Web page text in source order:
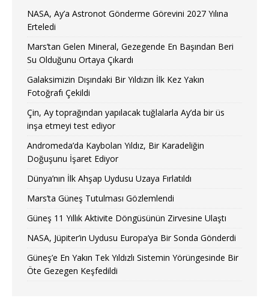
NASA, Ay’a Astronot Gönderme Görevini 2027 Yılına
Erteledi
Mars’tan Gelen Mineral, Gezegende En Başından Beri
Su Olduğunu Ortaya Çıkardı
Galaksimizin Dışındaki Bir Yıldızın İlk Kez Yakın
Fotoğrafı Çekildi
Çin, Ay toprağından yapılacak tuğlalarla Ay’da bir üs
inşa etmeyi test ediyor
Andromeda’da Kaybolan Yıldız, Bir Karadeliğin
Doğuşunu İşaret Ediyor
Dünya’nın İlk Ahşap Uydusu Uzaya Fırlatıldı
Mars’ta Güneş Tutulması Gözlemlendi
Güneş 11 Yıllık Aktivite Döngüsünün Zirvesine Ulaştı
NASA, Jüpiter’in Uydusu Europa’ya Bir Sonda Gönderdi
Güneş’e En Yakın Tek Yıldızlı Sistemin Yörüngesinde Bir
Öte Gezegen Keşfedildi